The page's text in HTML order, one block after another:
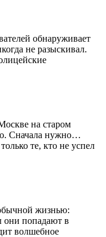
обнаруживает
не разыскивал.
на старом
Сначала нужно…
те, кто не успел
жизнью:
они попадают в
волшебное